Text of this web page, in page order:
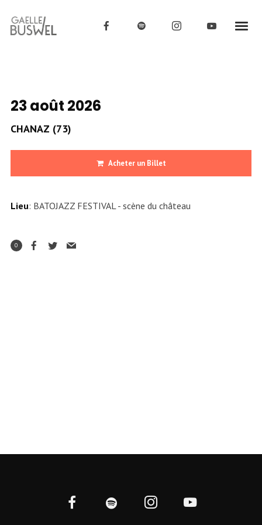
23 août 2026
CHANAZ (73)
Acheter un Billet
Lieu: BATOJAZZ FESTIVAL - scène du château
0